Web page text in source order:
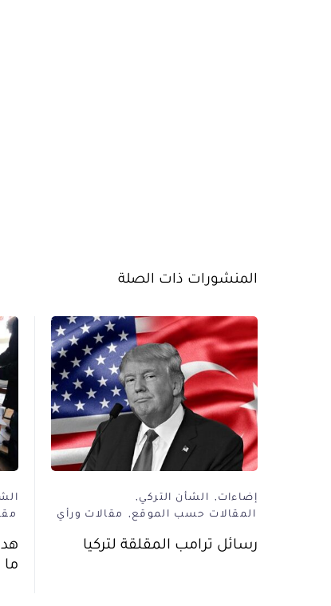
المنشورات ذات الصلة
إضاءات
الشأن التركي
المقالات حسب الموقع
مقالات ورأي
رسائل ترامب المقلقة لتركيا
ما